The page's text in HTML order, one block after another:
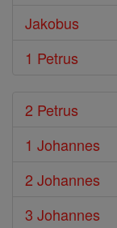
Jakobus
1 Petrus
2 Petrus
1 Johannes
2 Johannes
3 Johannes